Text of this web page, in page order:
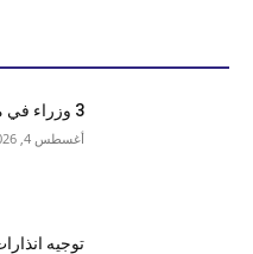
3 وزراء في معبر الكرامة .. ما القصة ؟
أغسطس 4, 2026
توجيه